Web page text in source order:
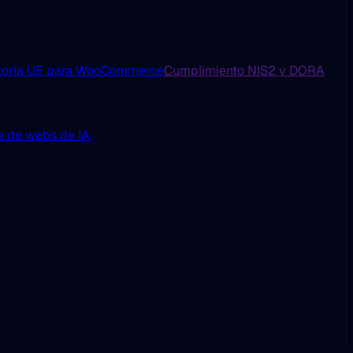
UE para WooCommerceCumplimiento NIS2 y DORA
de webs de IA